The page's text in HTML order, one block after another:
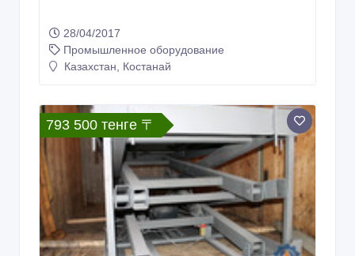
28/04/2017
Промышленное оборудование
Казахстан, Костанай
793 500 тенге 〒